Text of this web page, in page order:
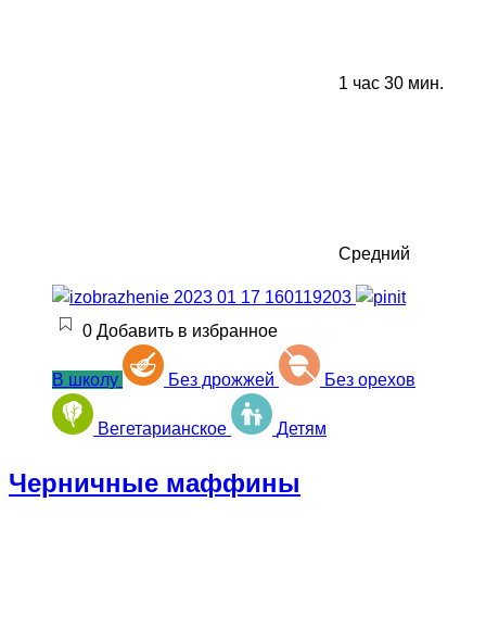
1 час 30 мин.
Средний
0 Добавить в избранное
В школу Без дрожжей Без орехов
Вегетарианское Детям
Черничные маффины